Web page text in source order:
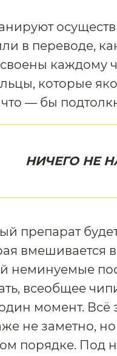
в переводе,
каждому
которые
— бы
НИЧЕГО НЕ
препарат
вмешивается
неминуемые
всеобщее
момент. Всё
не заметно,
порядке. Под